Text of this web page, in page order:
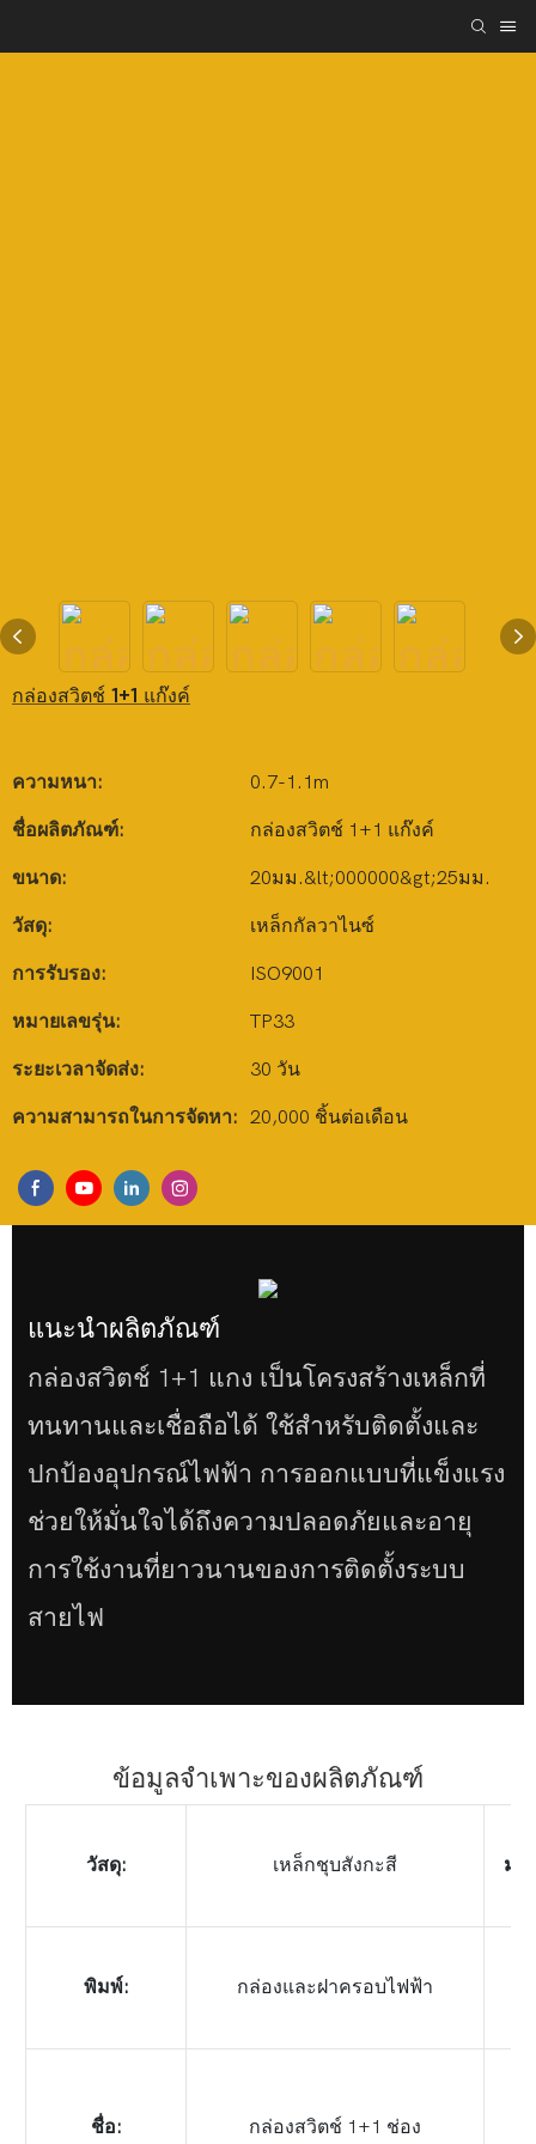
กล่องสวิตช์ 1+1 แก๊งค์
ความหนา: 0.7-1.1m
ชื่อผลิตภัณฑ์: กล่องสวิตช์ 1+1 แก๊งค์
ขนาด: 20มม.&lt;000000&gt;25มม.
วัสดุ: เหล็กกัลวาไนซ์
การรับรอง: ISO9001
หมายเลขรุ่น: TP33
ระยะเวลาจัดส่ง: 30 วัน
ความสามารถในการจัดหา: 20,000 ชิ้นต่อเดือน
แนะนำผลิตภัณฑ์
กล่องสวิตช์ 1+1 แกง เป็นโครงสร้างเหล็กที่
ทนทานและเชื่อถือได้ ใช้สำหรับติดตั้งและ
ปกป้องอุปกรณ์ไฟฟ้า การออกแบบที่แข็งแรง
ช่วยให้มั่นใจได้ถึงความปลอดภัยและอายุ
การใช้งานที่ยาวนานของการติดตั้งระบบ
สายไฟ
ข้อมูลจำเพาะของผลิตภัณฑ์
วัสดุ: เหล็กชุบสังกะสี มา
พิมพ์: กล่องและฝาครอบไฟฟ้า
ชื่อ: กล่องสวิตช์ 1+1 ช่อง